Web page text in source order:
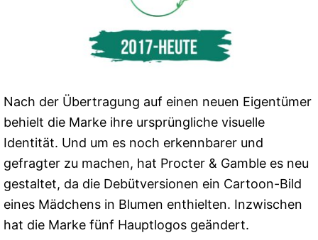
Nach der Übertragung auf einen neuen Eigentümer
behielt die Marke ihre ursprüngliche visuelle
Identität. Und um es noch erkennbarer und
gefragter zu machen, hat Procter & Gamble es neu
gestaltet, da die Debütversionen ein Cartoon-Bild
eines Mädchens in Blumen enthielten. Inzwischen
hat die Marke fünf Hauptlogos geändert.